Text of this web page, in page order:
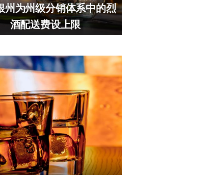
州为州级分销体系中的烈
酒配送费设上限